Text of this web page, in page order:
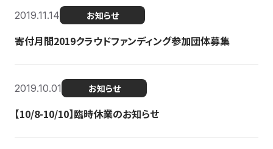
2019.11.14 お知らせ
寄付月間2019クラウドファンディング参加団体募集
2019.10.01 お知らせ
【10/8-10/10】臨時休業のお知らせ